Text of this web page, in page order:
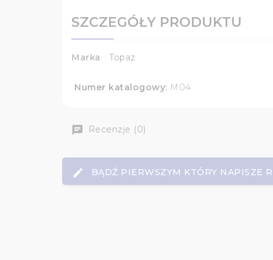
SZCZEGÓŁY PRODUKTU
Marka Topaz
Numer katalogowy: M04
Recenzje (0)
BĄDŹ PIERWSZYM KTÓRY NAPISZE